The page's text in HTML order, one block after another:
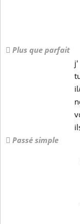
Plus que parfait
j'
Passé simple